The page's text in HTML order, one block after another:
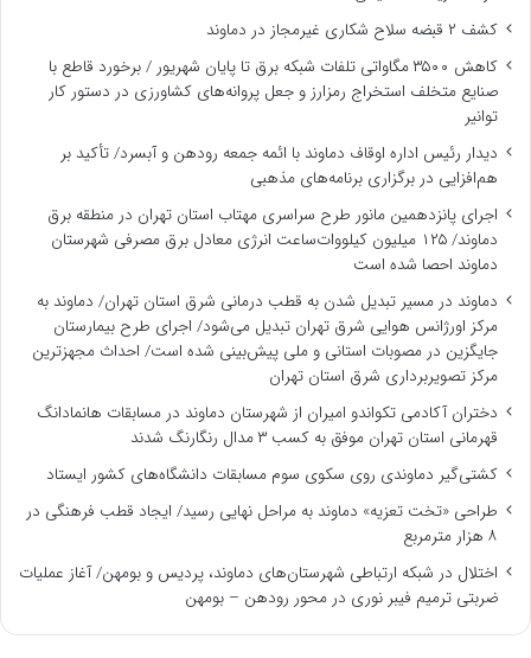
کشف ۲ قبضه سلاح شکاری غیرمجاز در دماوند
کاهش ۳۵۰۰ مگاواتی تلفات شبکه برق تا پایان شهریور / برخورد قاطع با
صنایع متخلف استخراج رمزارز و جعل پروانه‌های کشاورزی در دستور کار
توانیر
دیدار رئیس اداره اوقاف دماوند با ائمه جمعه رودهن و آبسرد/ تأکید بر
هم‌افزایی در برگزاری برنامه‌های مذهبی
اجرای پانزدهمین مانور طرح سراسری مهتاب استان تهران در منطقه برق
دماوند/ ۱۲۵ میلیون کیلووات‌ساعت انرژی معادل برق مصرفی شهرستان
دماوند احصا شده است
دماوند در مسیر تبدیل شدن به قطب درمانی شرق استان تهران/ دماوند به
مرکز اورژانس هوایی شرق تهران تبدیل می‌شود/ اجرای طرح بیمارستان
جایگزین در مصوبات استانی و ملی پیش‌بینی شده است/ احداث مجهزترین
مرکز تصویربرداری شرق استان تهران
دختران آکادمی تکواندو امیران از شهرستان دماوند در مسابقات هانمادانگ
قهرمانی استان تهران موفق به کسب ۳ مدال رنگارنگ شدند
کشتی‌گیر دماوندی روی سکوی سوم مسابقات دانشگاه‌های کشور ایستاد
طراحی «تخت تعزیه» دماوند به مراحل نهایی رسید/ ایجاد قطب فرهنگی در
۸ هزار مترمربع
اختلال در شبکه ارتباطی شهرستان‌های دماوند، پردیس و بومهن/ آغاز عملیات
ضربتی ترمیم فیبر نوری در محور رودهن – بومهن